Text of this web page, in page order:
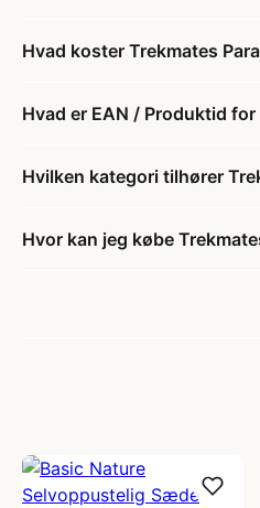
Hvad koster Trekmates
Hvad er EAN / Produktid
Hvilken kategori tilhører
Hvor kan jeg købe